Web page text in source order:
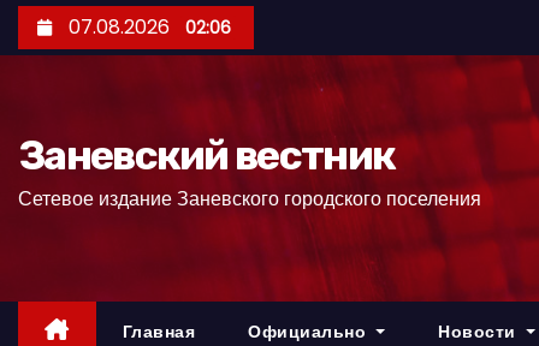
е
07.08.2026 02:06
Заневский вестник
Сетевое издание Заневского городского поселения
Главная Официально Новости